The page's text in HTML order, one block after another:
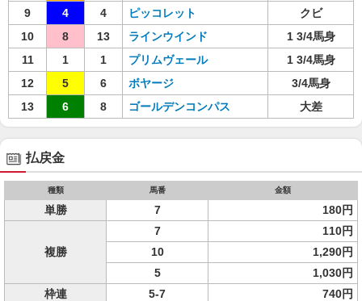
9
4 4 ピッコレット
クビ
10
8 13 ラインウインド
1 3/4馬身
11
1 1 プリムヴェール
1 3/4馬身
12
5 6 ボヤージ
3/4馬身
13
6 8 ゴールデンコンパス 大差
払戻金
種類 馬番 金額
単勝 7 180円
複勝
7
110円
10
1,290円
5
1,030円
枠連
5-7
740円